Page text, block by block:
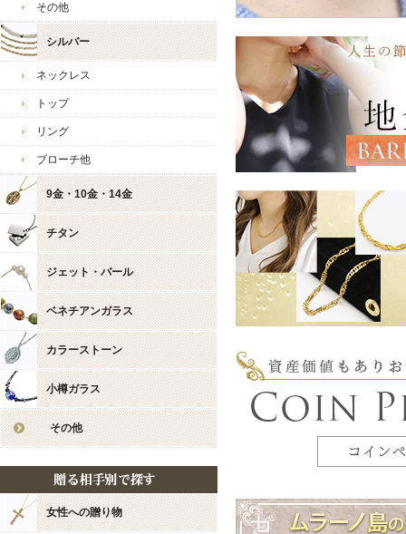
2024/5/28
・ア
2024/5/21
・安心
ト
2024/5/14
間で終
2024/4/30
・日本
開催開
レゼン
2024/4/16
10g以
2024/4/2
・高貴
り開
2024/2/27
・18
2024/2/20
・入園
みまし
す♪
2024/2/13
・「
なクー
・最
2024/1/30
・2週
商品にご満足いただき、大
また、お手持ちのアジャス
楽しんで身に着けていた
新商品も多数ご用意してお
mama様様のまたのご利用
今後とも宜しくお願い致し
ジュエリーウォーク心斎橋
お店からのコメント
レビューのご投稿も感謝申
その他
シルバー
ネックレス
トップ
リング
ブローチ他
9金・10金・14金
チタン
ジェット・バール
ベネチアンガラス
カラーストーン
小樽ガラス
その他
女性への贈り物